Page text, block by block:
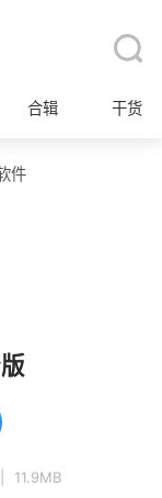
合辑 干货
件
11.9MB